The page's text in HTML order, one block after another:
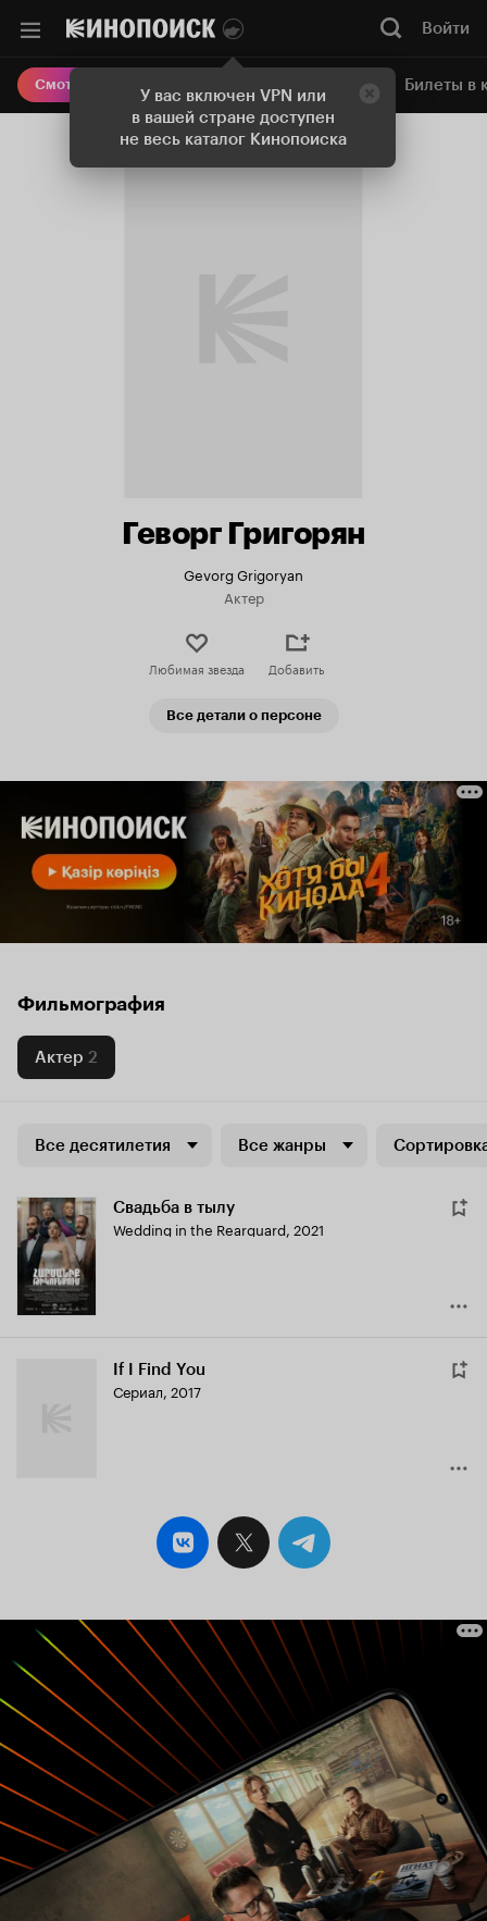
У вас включен VPN или
в вашей стране доступен
не весь каталог Кинопоиска
Войти
Смотреть кино Онлайн-кинотеатр Билеты в
Геворг Григорян
Gevorg Grigoryan
Актер
Любимая звезда Добавить
Все детали о персоне
Фильмография
Актер 2
Все десятилетия Все жанры
Свадьба в тылу
Wedding in the Rearguard, 2021
If I Find You
Сериал, 2017